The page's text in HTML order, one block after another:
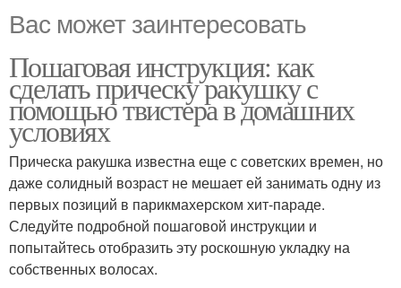
Вас может заинтересовать
Пошаговая инструкция: как
сделать прическу ракушку с
помощью твистера в домашних
условиях
Прическа ракушка известна еще с советских времен, но
даже солидный возраст не мешает ей занимать одну из
первых позиций в парикмахерском хит-параде.
Следуйте подробной пошаговой инструкции и
попытайтесь отобразить эту роскошную укладку на
собственных волосах.